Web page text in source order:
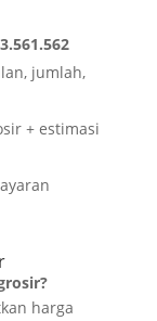
jumlah,
+ estimasi
harga